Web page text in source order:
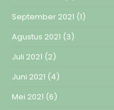
September 2021 (1)
Agustus 2021 (3)
Juli 2021 (2)
Juni 2021 (4)
Mei 2021 (6)